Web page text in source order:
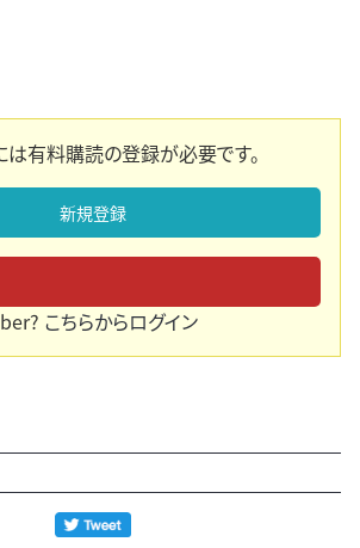
は有料購読の登録が必要です。
新規登録
こちらからログイン